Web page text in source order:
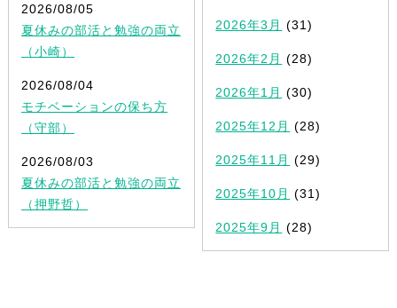
2026/08/05
夏休みの部活と勉強の両立
（小崎）
2026/08/04
モチベーションの保ち方
（守部）
2026/08/03
夏休みの部活と勉強の両立
（押野哲）
2026年3月 (31)
2026年2月 (28)
2026年1月 (30)
2025年12月 (28)
2025年11月 (29)
2025年10月 (31)
2025年9月 (28)